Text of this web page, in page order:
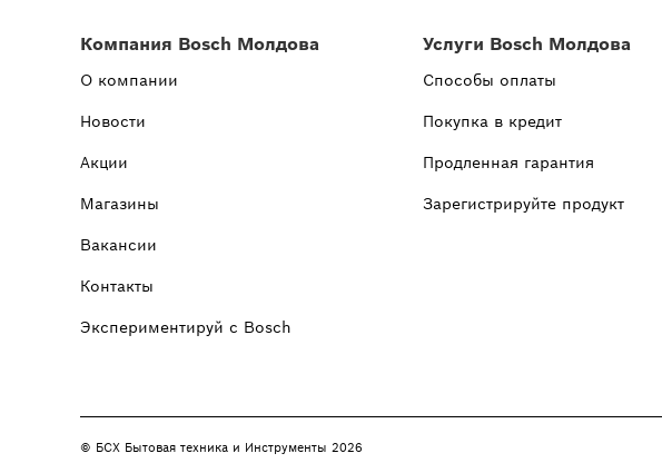
Компания Bosch Молдова
О компании
Новости
Акции
Магазины
Вакансии
Контакты
Экспериментируй с Bosch
Услуги Bosch Молдова
Способы оплаты
Покупка в кредит
Продленная гарантия
Зарегистрируйте продукт
© БСХ Бытовая техника и Инструменты 2026